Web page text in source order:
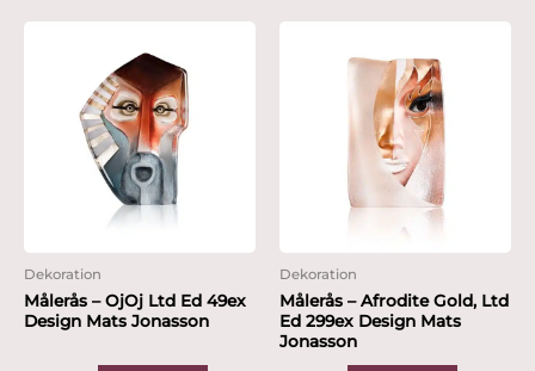
Dekoration
Målerås – OjOj Ltd Ed 49ex
Design Mats Jonasson
Dekoration
Målerås – Afrodite Gold, Ltd
Ed 299ex Design Mats
Jonasson